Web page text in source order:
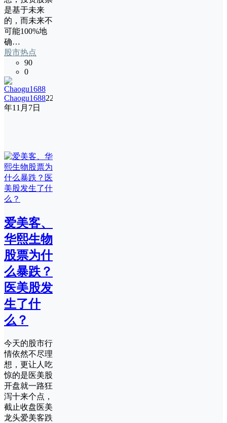
是基于未来
的，而未来不
可能100%地
确…
股市热点
90
0
Chaogu168822
年11月7日
爱美客、
华熙生物
股票为什
么暴跌？
医美股发
生了什
么？
今天的股市行
情依然不尽理
想，更让人吃
惊的是医美股
开盘就一路狂
泻十来个点，
截止收盘医美
龙头爱美客跌